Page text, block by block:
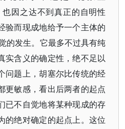
因之达不到真正的自明性
验而现成地给予一个主体的
的发生。它最多不过具有纯
实含义的确定性，绝不足以
问题上，胡塞尔比传统的经
更敏感，看出后两者的起点
已不自觉地将某种现成的存
的绝对确定的起点上。这位